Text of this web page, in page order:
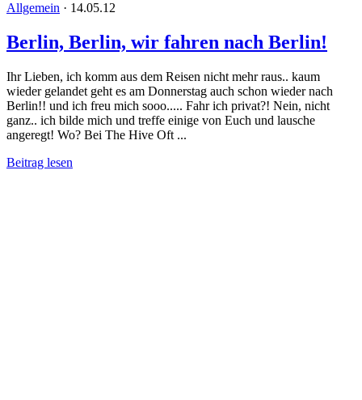
Allgemein · 14.05.12
Berlin, Berlin, wir fahren nach Berlin!
Ihr Lieben, ich komm aus dem Reisen nicht mehr raus.. kaum
wieder gelandet geht es am Donnerstag auch schon wieder nach
Berlin!! und ich freu mich sooo..... Fahr ich privat?! Nein, nicht
ganz.. ich bilde mich und treffe einige von Euch und lausche
angeregt! Wo? Bei The Hive Oft ...
Beitrag lesen